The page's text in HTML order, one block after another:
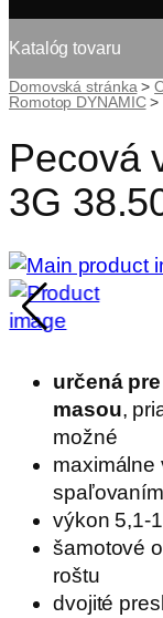
Katalóg tovaru
Domovská stránka >
Romotop DYNAMIC>
Pecová
3G
určená
masou,
možné
maximálne
výkon 5,1-
šamotové
roštu
dvojité